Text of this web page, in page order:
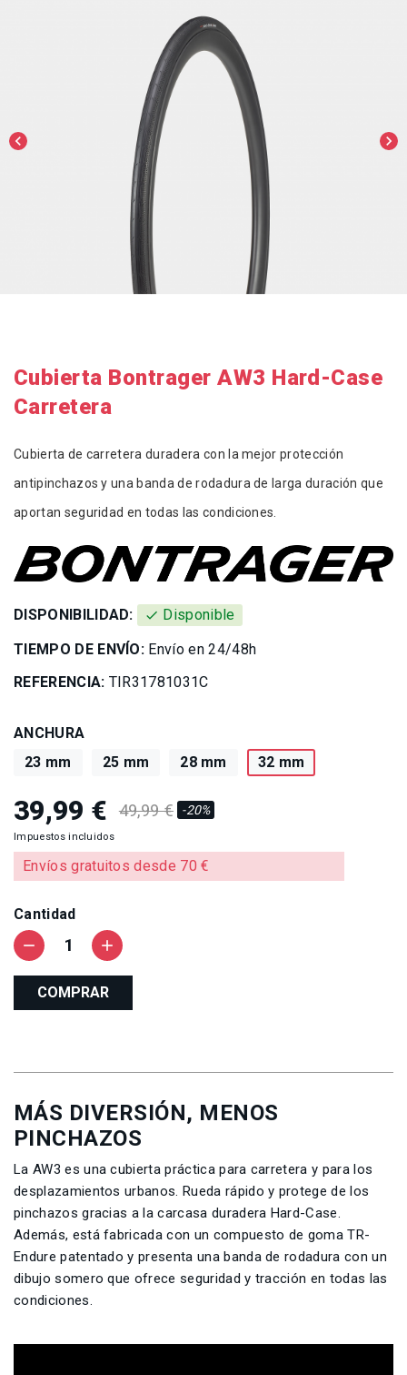
chevron_left chevron_right
Cubierta Bontrager AW3 Hard-Case
Carretera
Cubierta de carretera duradera con la mejor protección
antipinchazos y una banda de rodadura de larga duración que
aportan seguridad en todas las condiciones.
DISPONIBILIDAD: check Disponible
TIEMPO DE ENVÍO: Envío en 24/48h
REFERENCIA: TIR31781031C
ANCHURA
23 mm
25 mm 28 mm 32 mm
39,99 € 49,99 € -20%
Impuestos incluidos
Envíos gratuitos desde 70 €
Cantidad
remove add
COMPRAR
MÁS DIVERSIÓN, MENOS
PINCHAZOS
La AW3 es una cubierta práctica para carretera y para los
desplazamientos urbanos. Rueda rápido y protege de los
pinchazos gracias a la carcasa duradera Hard-Case.
Además, está fabricada con un compuesto de goma TR-
Endure patentado y presenta una banda de rodadura con un
dibujo somero que ofrece seguridad y tracción en todas las
condiciones.